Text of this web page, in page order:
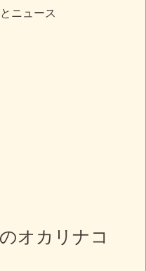
ニュース
オカリナコ